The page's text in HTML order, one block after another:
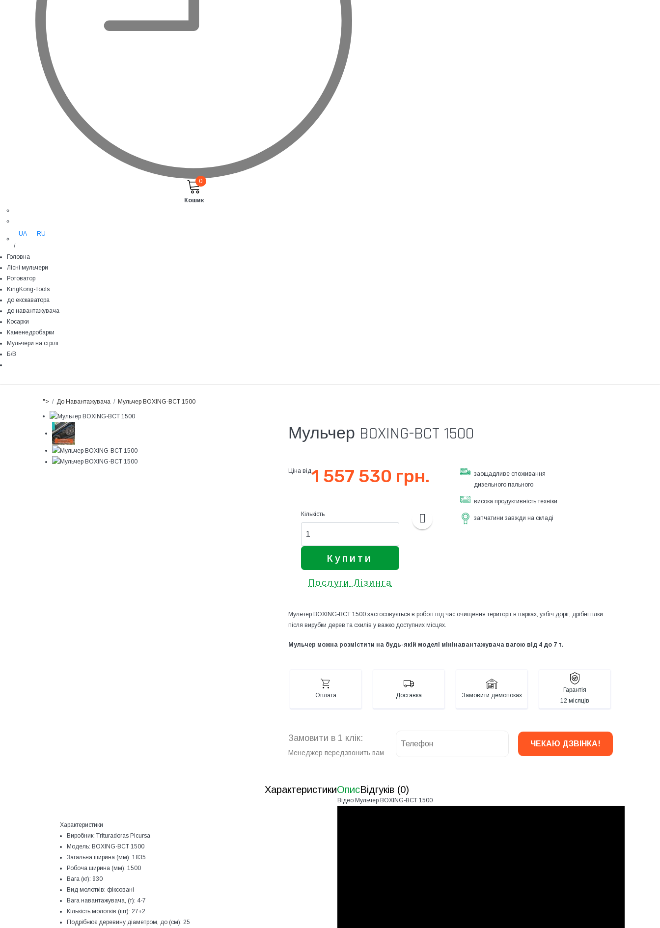
0
Кошик
UA
/
RU
Головна
Лісні мульчери
Ротоватор
KingKong-Tools
до екскаватора
до навантажувача
Косарки
Каменедробарки
Мульчери на стрілі
Б/В
"> До Навантажувача Мульчер BOXING-BCT 1500
Мульчер BOXING-BCT 1500
Ціна від1 557 530 грн.
Кількість
Купити
Послуги Лізинга
заощадливе споживання
дизельного пального
висока продуктивність техніки
запчатини завжди на складі
Мульчер BOXING-BCT 1500 застосовується в роботі під час очищення території в парках, узбіч доріг, дрібні гілки
після вирубки дерев та схилів у важко доступних місцях.
Мульчер можна розмістити на будь-якій моделі мінінавантажувача вагою від 4 до 7 т.
Оплата Доставка Замовити демопоказ
Гарантія
12 місяців
Замовити в 1 клік:
Менеджер передзвонить вам
ХарактеристикиОписВідгуків (0)
Характеристики
Виробник: Trituradoras Picursa
Модель: BOXING-BCT 1500
Загальна ширина (мм): 1835
Робоча ширина (мм): 1500
Вага (кг): 930
Вид молотків: фіксовані
Вага навантажувача, (т): 4-7
Кількість молотків (шт): 27+2
Подрібнює деревину діаметром, до (см): 25
Відео Мульчер BOXING-BCT 1500